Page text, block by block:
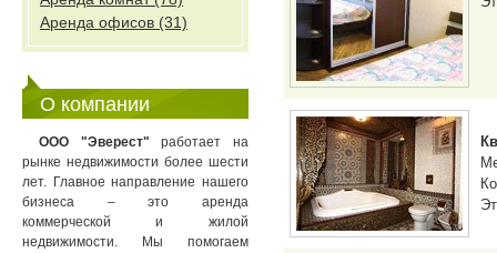
Аренда офисов (31)
О компании
ООО "Эверест" работает на
рынке недвижимости более шести
лет. Главное направление нашего
бизнеса – это аренда
коммерческой и жилой
недвижимости. Мы помогаем